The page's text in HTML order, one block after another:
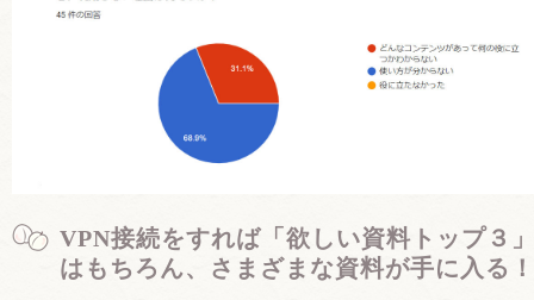
VPN接続をすれば「欲しい資料トップ３
はもちろん、さまざまな資料が手に入る！